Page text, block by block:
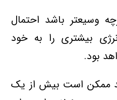
وسیعتر باشد احتمال‌
بیشتری‌ را به‌ خود
بود.
ممکن‌ است‌ بیش‌ از یک‌